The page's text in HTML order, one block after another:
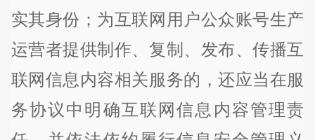
实其身份；为互联网用户公众账号生产
运营者提供制作、复制、发布、传播互
联网信息内容相关服务的，还应当在服
务协议中明确互联网信息内容管理责